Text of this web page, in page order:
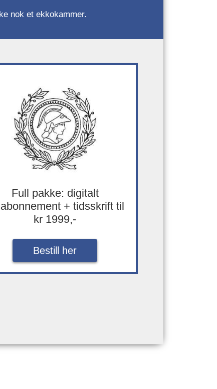
nok et ekkokammer.
Full pakke: digitalt
+ tidsskrift til
kr 1999,-
Bestill her